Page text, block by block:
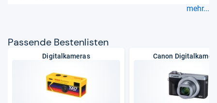
mehr...
Pas­sende Bes­ten­lis­ten
Digitalkameras Canon